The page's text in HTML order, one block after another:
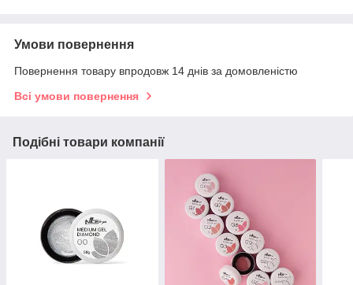
Умови повернення
Повернення товару впродовж 14 днів за домовленістю
Всі умови повернення
Подібні товари компанії